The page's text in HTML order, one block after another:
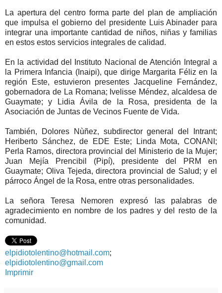
La apertura del centro forma parte del plan de ampliación
que impulsa el gobierno del presidente Luis Abinader para
integrar una importante cantidad de niños, niñas y familias
en estos estos servicios integrales de calidad.
En la actividad del Instituto Nacional de Atención Integral a
la Primera Infancia (Inaipi), que dirige Margarita Féliz en la
región Este, estuvieron presentes Jacqueline Fernández,
gobernadora de La Romana; Ivelisse Méndez, alcaldesa de
Guaymate; y Lidia Ávila de la Rosa, presidenta de la
Asociación de Juntas de Vecinos Fuente de Vida.
También, Dolores Nùñez, subdirector general del Intrant;
Heriberto Sánchez, de EDE Este; Linda Mota, CONANI;
Perla Ramos, directora provincial del Ministerio de la Mujer;
Juan Mejía Prencibil (Pipí), presidente del PRM en
Guaymate; Oliva Tejeda, directora provincial de Salud; y el
párroco Ángel de la Rosa, entre otras personalidades.
La señora Teresa Nemoren expresó las palabras de
agradecimiento en nombre de los padres y del resto de la
comunidad.
elpidiotolentino@hotmail.com;
elpidiotolentino@gmail.com
Imprimir